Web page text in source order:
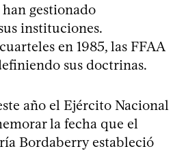
gestionado
instituciones.
en 1985, las FFAA
sus doctrinas.
año el Ejército Nacional
la fecha que el
Bordaberry estableció